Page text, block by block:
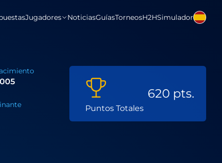
Jugadores NoticiasGuíasTorneosH2HSimulador
Puntos Totales
620 pts.